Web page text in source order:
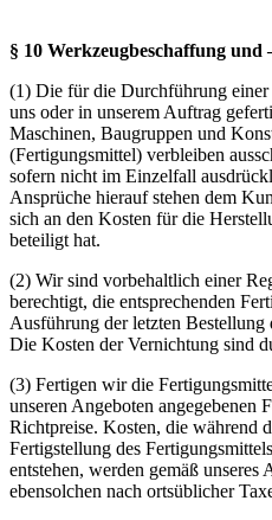
§ 10 Werkzeugbeschaffung und
(1) Die für die Durchführung
uns oder in unserem Auftrag
Maschinen, Baugruppen und
(Fertigungsmittel) verbleiben
sofern nicht im Einzelfall
Ansprüche hierauf stehen dem
sich an den Kosten für die
beteiligt hat.
(2) Wir sind vorbehaltlich einer
berechtigt, die entsprechenden
Ausführung der letzten
Die Kosten der Vernichtung sind
(3) Fertigen wir die
unseren Angeboten angegebenen
Richtpreise. Kosten, die während
Fertigstellung des
entstehen, werden gemäß unseres
ebensolchen nach ortsüblicher